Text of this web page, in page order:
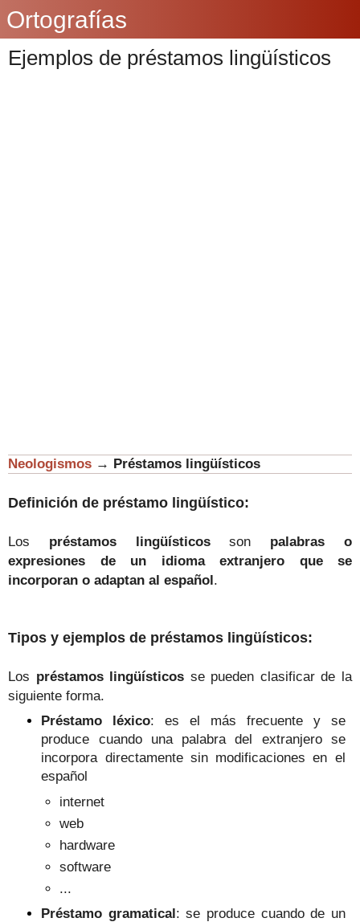
Ortografías
Ejemplos de préstamos lingüísticos
Neologismos → Préstamos lingüísticos
Definición de préstamo lingüístico:
Los préstamos lingüísticosson palabras o
expresiones de un idioma extranjero que se
incorporan o adaptan al español.
Tipos y ejemplos de préstamos lingüísticos:
Los préstamos lingüísticos se pueden clasificar de la
siguiente forma.
Préstamo léxico: es el más frecuente y se
produce cuando una palabra del extranjero se
incorpora directamente sin modificaciones en el
español
internet
web
hardware
software
...
Préstamo gramatical : se produce cuando de un